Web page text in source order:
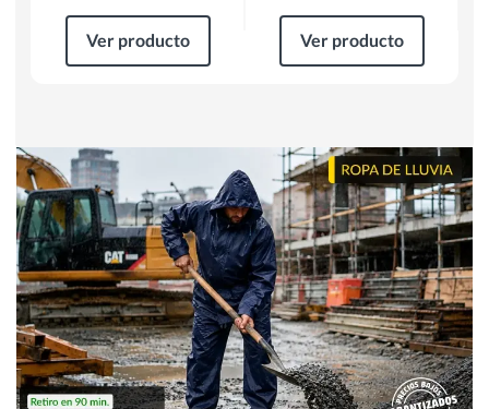
Ver producto Ver producto